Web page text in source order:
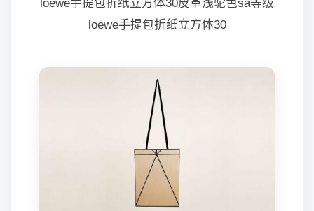
loewe手提包折纸立方体30皮革浅驼色sa等级
loewe手提包折纸立方体30